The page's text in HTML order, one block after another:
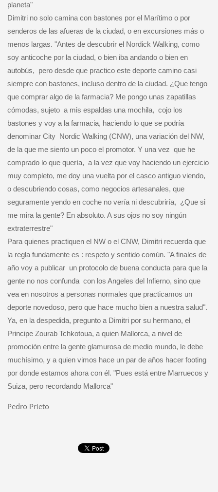
planeta"
Dimitri no solo camina con bastones por el Marítimo o por
senderos de las afueras de la ciudad, o en excursiones más o
menos largas. "Antes de descubrir el Nordick Walking, como
soy anticoche por la ciudad, o bien iba andando o bien en
autobús, pero desde que practico este deporte camino casi
siempre con bastones, incluso dentro de la ciudad. ¿Que tengo
que comprar algo de la farmacia? Me pongo unas zapatillas
cómodas, sujeto a mis espaldas una mochila, cojo los
bastones y voy a la farmacia, haciendo lo que se podría
denominar City Nordic Walking (CNW), una variación del NW,
de la que me siento un poco el promotor. Y una vez que he
comprado lo que quería, a la vez que voy haciendo un ejercicio
muy completo, me doy una vuelta por el casco antiguo viendo,
o descubriendo cosas, como negocios artesanales, que
seguramente yendo en coche no vería ni descubriría, ¿Que si
me mira la gente? En absoluto. A sus ojos no soy ningún
extraterrestre"
Para quienes practiquen el NW o el CNW, Dimitri recuerda que
la regla fundamente es : respeto y sentido común. "A finales de
año voy a publicar un protocolo de buena conducta para que la
gente no nos confunda con los Angeles del Infierno, sino que
vea en nosotros a personas normales que practicamos un
deporte novedoso, pero que hace mucho bien a nuestra salud".
Ya, en la despedida, pregunto a Dimitri por su hermano, el
Principe Zourab Tchkotoua, a quien Mallorca, a nivel de
promoción entre la gente glamurosa de medio mundo, le debe
muchísimo, y a quien vimos hace un par de años hacer footing
por donde estamos ahora con él. "Pues está entre Marruecos y
Suiza, pero recordando Mallorca"
Pedro Prieto